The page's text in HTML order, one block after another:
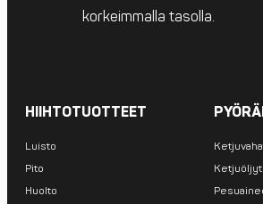
korkeimmalla tasolla.
HIIHTOTUOTTEET
Luisto
Pito
Huolto
Ketjuöljyt